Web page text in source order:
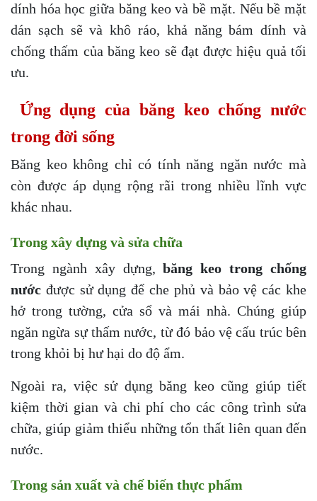
dính hóa học giữa băng keo và bề mặt. Nếu bề mặt
dán sạch sẽ và khô ráo, khả năng bám dính và
chống thấm của băng keo sẽ đạt được hiệu quả tối
ưu.
Ứng dụng của băng keo chống nước
trong đời sống
Băng keo không chỉ có tính năng ngăn nước mà
còn được áp dụng rộng rãi trong nhiều lĩnh vực
khác nhau.
Trong xây dựng và sửa chữa
Trong ngành xây dựng,băng keo trong chống
nước được sử dụng để che phủ và bảo vệ các khe
hở trong tường, cửa sổ và mái nhà. Chúng giúp
ngăn ngừa sự thấm nước, từ đó bảo vệ cấu trúc bên
trong khỏi bị hư hại do độ ẩm.
Ngoài ra, việc sử dụng băng keo cũng giúp tiết
kiệm thời gian và chi phí cho các công trình sửa
chữa, giúp giảm thiểu những tổn thất liên quan đến
nước.
Trong sản xuất và chế biến thực phẩm